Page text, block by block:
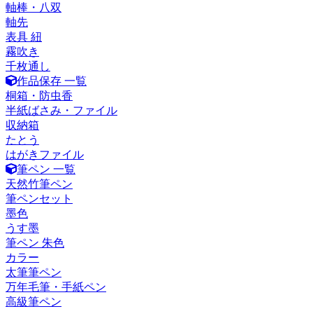
軸棒・八双
軸先
表具 紐
霧吹き
千枚通し
作品保存 一覧
桐箱・防虫香
半紙ばさみ・ファイル
収納箱
たとう
はがきファイル
筆ペン 一覧
天然竹筆ペン
筆ペンセット
墨色
うす墨
筆ペン 朱色
カラー
太筆筆ペン
万年毛筆・手紙ペン
高級筆ペン